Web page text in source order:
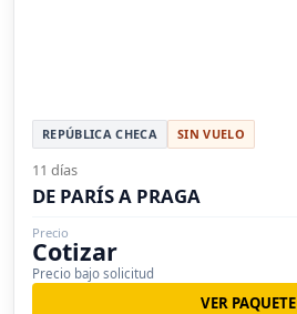
REPÚBLICA CHECA SIN VUELO
11 días
DE PARÍS A PRAGA
Precio
Cotizar
Precio bajo solicitud
VER PAQUETE